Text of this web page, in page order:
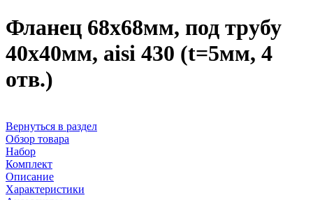
Фланец 68х68мм, под трубу
40х40мм, aisi 430 (t=5мм, 4
отв.)
Вернуться в раздел
Обзор товара
Набор
Комплект
Описание
Характеристики